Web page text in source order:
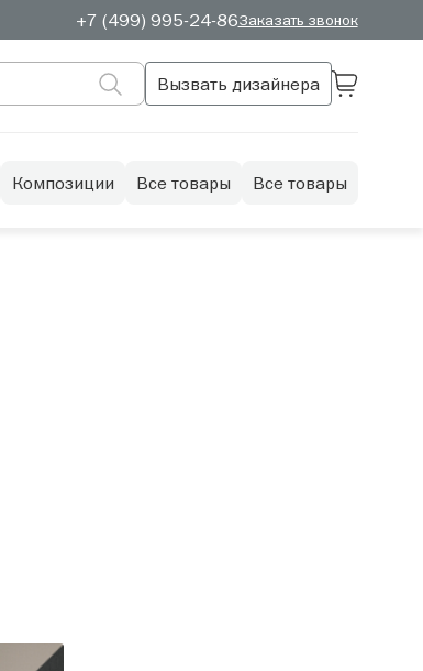
+7 (499) 995-24-86Заказать звонок
Вызвать дизайнера
Композиции Все товары Все товары